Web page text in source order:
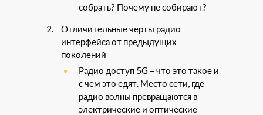
собрать? Почему не собирают?
Отличительные черты радио
интерфейса от предыдущих
поколений
Радио доступ 5G – что это такое и
с чем это едят. Место сети, где
радио волны превращаются в
электрические и оптические